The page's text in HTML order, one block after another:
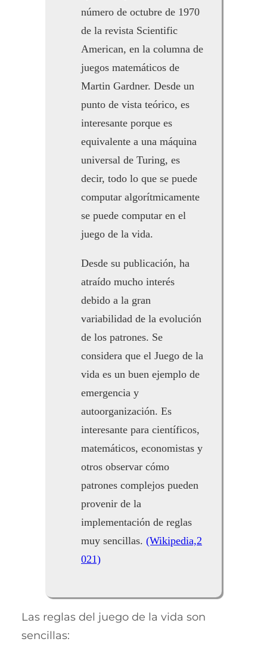
número de octubre de 1970
de la revista Scientific
American, en la columna de
juegos matemáticos de
Martin Gardner. Desde un
punto de vista teórico, es
interesante porque es
equivalente a una máquina
universal de Turing, es
decir, todo lo que se puede
computar algorítmicamente
se puede computar en el
juego de la vida.
Desde su publicación, ha
atraído mucho interés
debido a la gran
variabilidad de la evolución
de los patrones. Se
considera que el Juego de la
vida es un buen ejemplo de
emergencia y
autoorganización. Es
interesante para científicos,
matemáticos, economistas y
otros observar cómo
patrones complejos pueden
provenir de la
implementación de reglas
muy sencillas. (Wikipedia,2
021)
Las reglas del juego de la vida son
sencillas: